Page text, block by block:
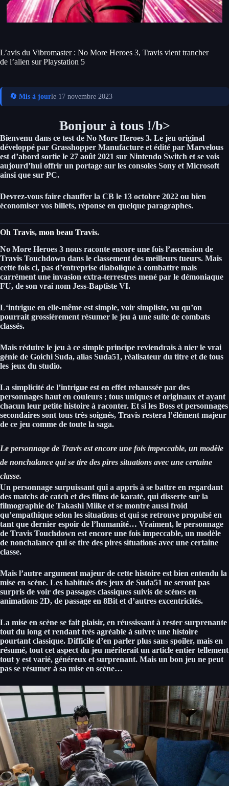
L’avis du Vibromaster : No More Heroes 3, Travis vient trancher
de l’alien sur Playstation 5
🔄 Mis à jourle 17 novembre 2023
Bonjour à tous !/b>
Bienvenu dans ce test de No More Heroes 3. Le jeu original
développé par Grasshopper Manufacture et édité par Marvelous
est d’abord sortie le 27 août 2021 sur Nintendo Switch et se vois
aujourd’hui offrir un portage sur les consoles Sony et Microsoft
ainsi que sur PC.
Devrez-vous faire chauffer la CB le 13 octobre 2022 ou bien
économiser vos billets, réponse en quelque paragraphes.
Oh Travis, mon beau Travis.
No More Heroes 3 nous raconte encore une fois l’ascension de
Travis Touchdown dans le classement des meilleurs tueurs. Mais
cette fois ci, pas d’entreprise diabolique à combattre mais
carrément une invasion extra-terrestres mené par le démoniaque
FU, de son vrai nom Jess-Baptiste VI.
L‘intrigue en elle-même est simple, voir simpliste, vu qu’on
pourrait grossièrement résumer le jeu à une suite de combats
classés.
Mais réduire le jeu à ce simple principe reviendrais à nier le vrai
génie de Goichi Suda, alias Suda51, réalisateur du titre et de tous
les jeux du studio.
La simplicité de l’intrigue est en effet rehaussée par des
personnages haut en couleurs ; tous uniques et originaux et ayant
chacun leur petite histoire à raconter. Et si les Boss et personnages
secondaires sont tous très soignés, Travis restera l’élément majeur
de ce jeu comme de toute la saga.
Le personnage de Travis est encore une fois impeccable, un modèle
de nonchalance qui se tire des pires situations avec une certaine
classe.
Un personnage surpuissant qui a appris à se battre en regardant
des matchs de catch et des films de karaté, qui disserte sur la
filmographie de Takashi Miike et se montre aussi froid
qu’empathique selon les situations et qui se retrouve propulsé en
tant que dernier espoir de l’humanité… Vraiment, le personnage
de Travis Touchdown est encore une fois impeccable, un modèle
de nonchalance qui se tire des pires situations avec une certaine
classe.
Mais l’autre argument majeur de cette histoire est bien entendu la
mise en scène. Les habitués des jeux de Suda51 ne seront pas
surpris de voir des passages classiques suivis de scènes en
animations 2D, de passage en 8Bit et d’autres excentricités.
La mise en scène se fait plaisir, en réussissant à rester surprenante
tout du long et rendant très agréable à suivre une histoire
pourtant classique. Difficile d’en parler plus sans spoiler, mais en
résumé, tout cet aspect du jeu mériterait un article entier tellement
tout y est varié, généreux et surprenant. Mais un bon jeu ne peut
pas se résumer à sa mise en scène…